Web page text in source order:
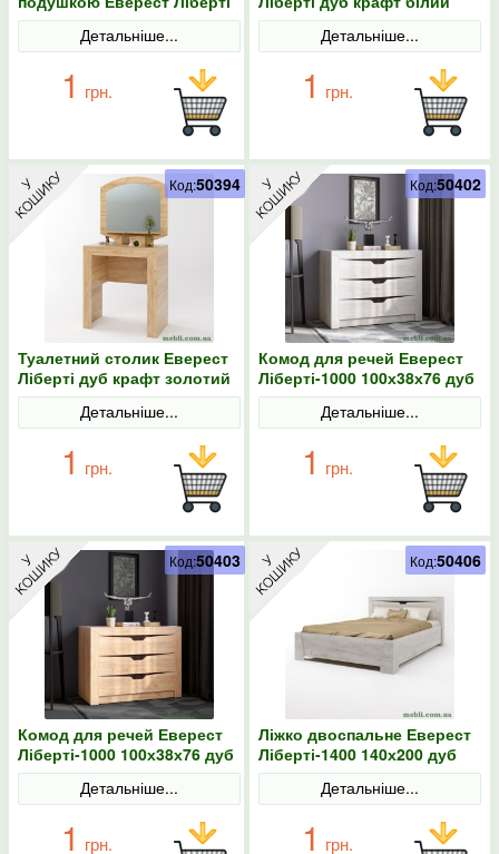
90х38х46 дуб крафт
золотийДетальніше...
1 грн.
Детальніше...
1 грн.
Туалетний столик Еверест
Ліберті дуб крафт золотий
Детальніше...
1 грн.
Код:50394
Комод для речей Еверест
Ліберті-1000 100х38х76 дуб
крафт білий
Детальніше...
1 грн.
Код:50402
Комод для речей Еверест
Ліберті-1000 100х38х76 дуб
крафт золотий
Детальніше...
1 грн.
Код:50403
Ліжко двоспальне Еверест
Ліберті-1400 140х200 дуб
крафт білий
Детальніше...
1 грн.
Код:50406